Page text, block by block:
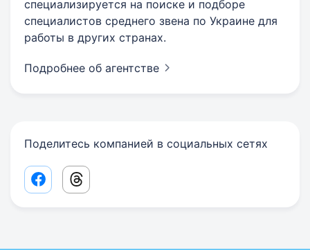
специализируется на поиске и подборе
специалистов среднего звена по Украине для
работы в других странах.
Подробнее об агентстве
Поделитесь компанией в социальных сетях
Facebook share link
Threads share link